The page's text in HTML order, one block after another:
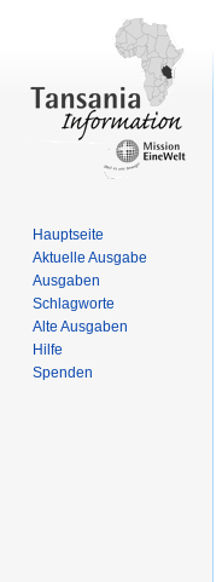
Hauptseite
Aktuelle Ausgabe
Ausgaben
Schlagworte
Alte Ausgaben
Hilfe
Spenden